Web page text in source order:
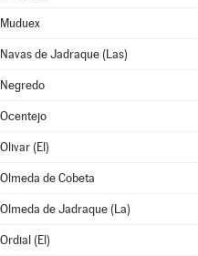
Muduex
Navas de Jadraque (Las)
Negredo
Ocentejo
Olivar (El)
Olmeda de Cobeta
Olmeda de Jadraque (La)
Ordial (El)